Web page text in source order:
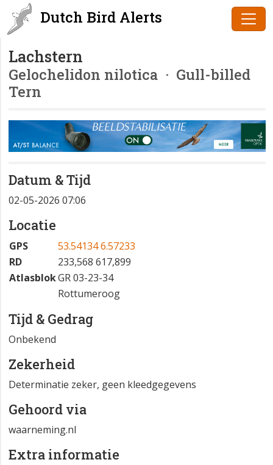
Dutch Bird Alerts
Lachstern
Gelochelidon nilotica · Gull-billed
Tern
Datum & Tijd
02-05-2026 07:06
Locatie
GPS
53.54134 6.57233
RD
233,568 617,899
AtlasblokGR 03-23-34
Rottumeroog
Tijd & Gedrag
Onbekend
Zekerheid
Determinatie zeker, geen kleedgegevens
Gehoord via
waarneming.nl
Extra informatie